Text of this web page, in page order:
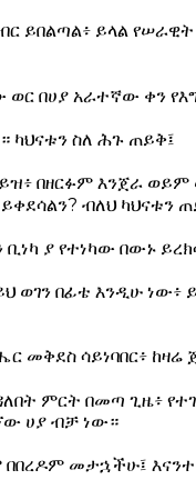
ይበልጣል፥ ይላል
በሀያ አራተኛው ቀን
ካህናቱን ስለ ሕጉ ጠይቅ፤
በዘርፉም እንጀራ
ብለህ
ቢነካ ያ የተነካው በውኑ
ወገን በፊቴ እንዲሁ
መቅደስ ሳይነባበር፥
ምርት በመጣ ጊዜ፥
ሀያ ብቻ ነው።
መታኋችሁ፤